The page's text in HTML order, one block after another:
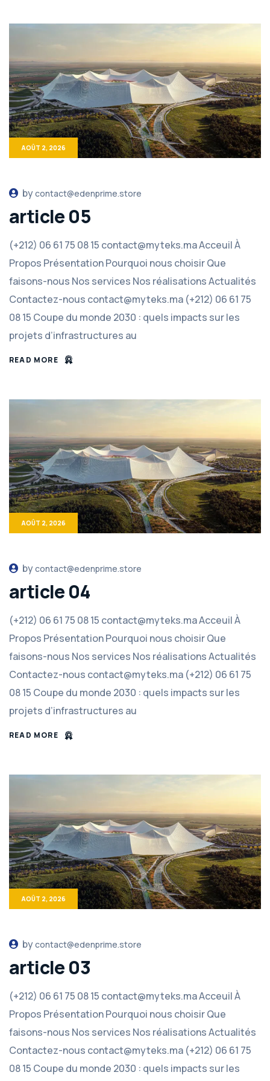
AOÛT 2, 2026
bycontact@edenprime.store
article 05
(+212) 06 61 75 08 15 contact@myteks.ma Acceuil À
Propos Présentation Pourquoi nous choisir Que
faisons-nous Nos services Nos réalisations Actualités
Contactez-nous contact@myteks.ma (+212) 06 61 75
08 15 Coupe du monde 2030 : quels impacts sur les
projets d’infrastructures au
READ MORE
AOÛT 2, 2026
bycontact@edenprime.store
article 04
(+212) 06 61 75 08 15 contact@myteks.ma Acceuil À
Propos Présentation Pourquoi nous choisir Que
faisons-nous Nos services Nos réalisations Actualités
Contactez-nous contact@myteks.ma (+212) 06 61 75
08 15 Coupe du monde 2030 : quels impacts sur les
projets d’infrastructures au
READ MORE
AOÛT 2, 2026
bycontact@edenprime.store
article 03
(+212) 06 61 75 08 15 contact@myteks.ma Acceuil À
Propos Présentation Pourquoi nous choisir Que
faisons-nous Nos services Nos réalisations Actualités
Contactez-nous contact@myteks.ma (+212) 06 61 75
08 15 Coupe du monde 2030 : quels impacts sur les